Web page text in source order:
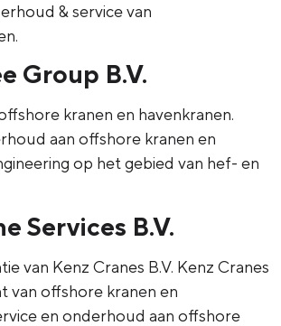
& service van
Group B.V.
kranen en havenkranen.
aan offshore kranen en
op het gebied van hef- en
Services B.V.
van Kenz Cranes B.V. Kenz Cranes
van offshore kranen en
en onderhoud aan offshore